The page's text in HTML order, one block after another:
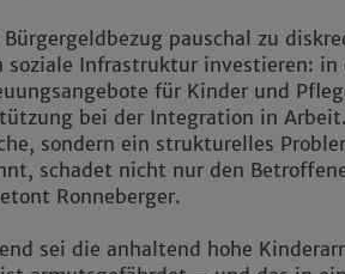
pauschal zu
soziale Infrastruktur investieren: in
für Kinder und
bei der Integration in
sondern ein strukturelles
schadet nicht nur den
Ronneberger.
sei die anhaltend hohe